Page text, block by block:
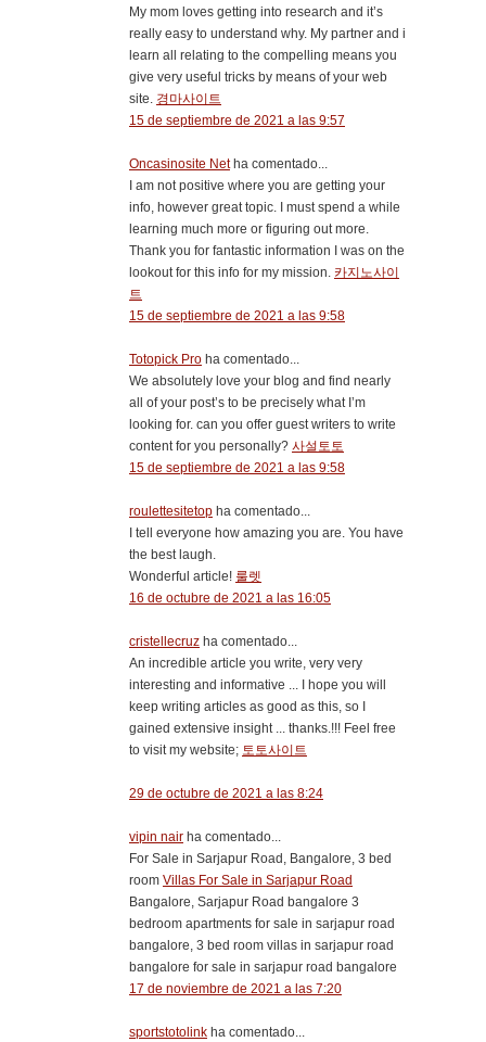
My mom loves getting into research and it’s
really easy to understand why. My partner and i
learn all relating to the compelling means you
give very useful tricks by means of your web
site. 경마사이트
15 de septiembre de 2021 a las 9:57
Oncasinosite Netha comentado...
I am not positive where you are getting your
info, however great topic. I must spend a while
learning much more or figuring out more.
Thank you for fantastic information I was on the
lookout for this info for my mission. 카지노사이
트
15 de septiembre de 2021 a las 9:58
Totopick Pro ha comentado...
We absolutely love your blog and find nearly
all of your post’s to be precisely what I’m
looking for. can you offer guest writers to write
content for you personally? 사설토토
15 de septiembre de 2021 a las 9:58
roulettesitetop ha comentado...
I tell everyone how amazing you are. You have
the best laugh.
Wonderful article! 룰렛
16 de octubre de 2021 a las 16:05
cristellecruz ha comentado...
An incredible article you write, very very
interesting and informative ... I hope you will
keep writing articles as good as this, so I
gained extensive insight ... thanks.!!! Feel free
to visit my website; 토토사이트
29 de octubre de 2021 a las 8:24
vipin nair ha comentado...
For Sale in Sarjapur Road, Bangalore, 3 bed
room Villas For Sale in Sarjapur Road
Bangalore, Sarjapur Road bangalore 3
bedroom apartments for sale in sarjapur road
bangalore, 3 bed room villas in sarjapur road
bangalore for sale in sarjapur road bangalore
17 de noviembre de 2021 a las 7:20
sportstotolink ha comentado...